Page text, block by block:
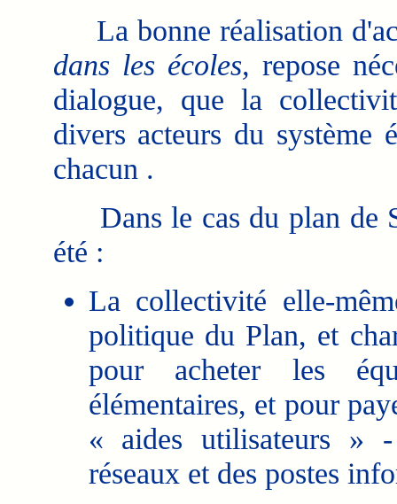
La bonne réalisation
dans les écoles, repose
dialogue, que la
divers acteurs du système
chacun .
Dans le cas du plan de
été :
La collectivité elle-
politique du Plan, et
pour acheter les
élémentaires, et pour
« aides utilisateurs »
réseaux et des postes